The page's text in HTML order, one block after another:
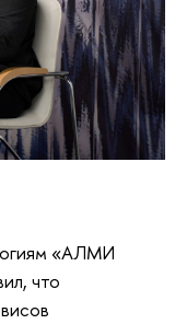
«АЛМИ
что